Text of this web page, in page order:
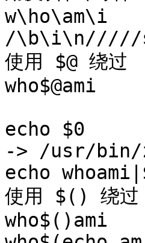
w\ho\am\i
/\b\i\n/////
使用 $@ 绕过
who$@ami
echo $0
-> /usr/bin/
echo
使用 $() 绕过
who$()ami